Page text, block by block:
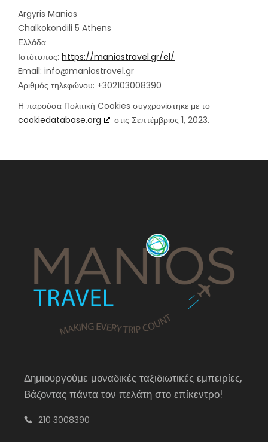
Argyris Manios
Chalkokondili 5 Athens
Ελλάδα
Ιστότοπος: https://maniostravel.gr/el/
Email: rg.levartsoinam@ofni
Αριθμός τηλεφώνου: +302103008390
Η παρούσα Πολιτική Cookies συγχρονίστηκε με το
cookiedatabase.org
στις Σεπτέμβριος 1, 2023.
Δημιουργούμε μοναδικές ταξιδιωτικές εμπειρίες,
Βάζοντας πάντα τον πελάτη στο επίκεντρο!
210 3008390